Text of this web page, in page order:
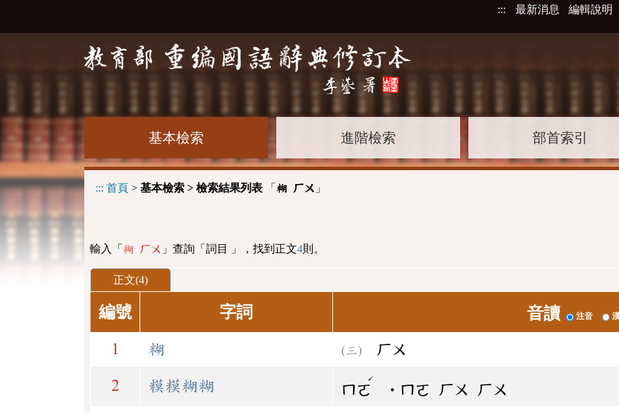
::: 最新消息 編輯說明
基本檢索 進階檢索 部首索引
::: 首頁 > 基本檢索 > 檢索結果列表 「 糊 ㄏㄨ 」
輸入「 糊 ㄏㄨ 」查詢「詞目 」，找到正文4則。
正文(4)
編號 字詞 音讀 注音
1 糊 ㄏㄨ
2 糢糢糊糊 ㄇㄛ
ˊ
˙ㄇㄛ ㄏㄨ ㄏㄨ